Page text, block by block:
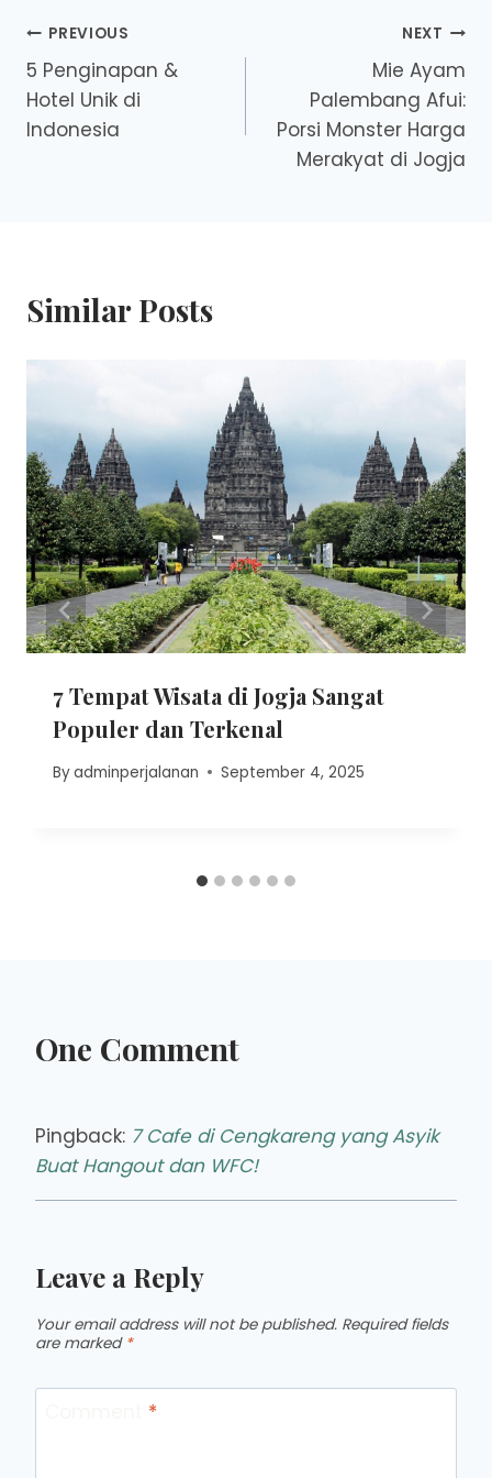
Post
navigation
PREVIOUS
5 Penginapan &
Hotel Unik di
Indonesia
NEXT
Mie Ayam
Palembang Afui:
Porsi Monster Harga
Merakyat di Jogja
Similar Posts
7 Tempat Wisata di Jogja Sangat
Populer dan Terkenal
Byadminperjalanan September 4, 2025
One Comment
Pingback: 7 Cafe di Cengkareng yang Asyik
Buat Hangout dan WFC!
Leave a Reply
Your email address will not be published. Required fields
are marked *
*